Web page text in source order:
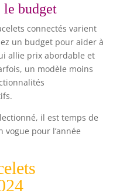
le budget
connectés varient
un budget pour aider à
allie prix abordable et
un modèle moins
il est temps de
vogue pour l’année